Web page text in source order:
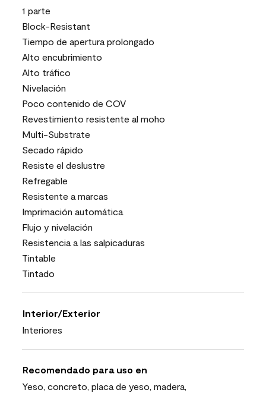
1 parte
Block-Resistant
Tiempo de apertura prolongado
Alto encubrimiento
Alto tráfico
Nivelación
Poco contenido de COV
Revestimiento resistente al moho
Multi-Substrate
Secado rápido
Resiste el deslustre
Refregable
Resistente a marcas
Imprimación automática
Flujo y nivelación
Resistencia a las salpicaduras
Tintable
Tintado
Interior/Exterior
Interiores
Recomendado para uso en
Yeso, concreto, placa de yeso, madera,